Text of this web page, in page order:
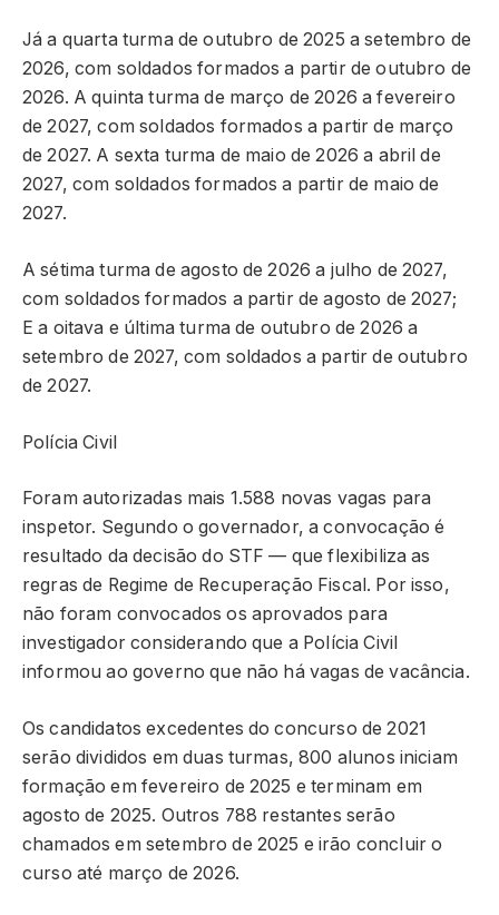
Já a quarta turma de outubro de 2025 a setembro de
2026, com soldados formados a partir de outubro de
2026. A quinta turma de março de 2026 a fevereiro
de 2027, com soldados formados a partir de março
de 2027. A sexta turma de maio de 2026 a abril de
2027, com soldados formados a partir de maio de
2027.
A sétima turma de agosto de 2026 a julho de 2027,
com soldados formados a partir de agosto de 2027;
E a oitava e última turma de outubro de 2026 a
setembro de 2027, com soldados a partir de outubro
de 2027.
Polícia Civil
Foram autorizadas mais 1.588 novas vagas para
inspetor. Segundo o governador, a convocação é
resultado da decisão do STF — que flexibiliza as
regras de Regime de Recuperação Fiscal. Por isso,
não foram convocados os aprovados para
investigador considerando que a Polícia Civil
informou ao governo que não há vagas de vacância.
Os candidatos excedentes do concurso de 2021
serão divididos em duas turmas, 800 alunos iniciam
formação em fevereiro de 2025 e terminam em
agosto de 2025. Outros 788 restantes serão
chamados em setembro de 2025 e irão concluir o
curso até março de 2026.